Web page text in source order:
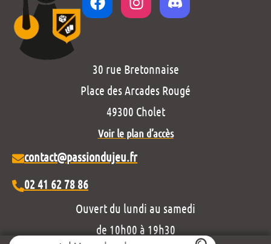
30 rue Bretonnaise
Place des Arcades Rougé
49300 Cholet
Voir le plan d’accès
contact@passiondujeu.fr
02 41 62 78 86
Ouvert du lundi au samedi
de 10h00 à 19h30